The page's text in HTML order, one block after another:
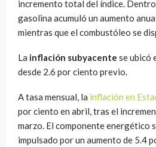
incremento total del índice.
gasolina acumuló un aumento
mientras que el combustóleo se
La inflación subyacente se ubicó
desde 2.6 por ciento previo.
A tasa mensual, la inflación en
por ciento en abril, tras el
marzo. El componente energético
impulsado por un aumento de 5.4